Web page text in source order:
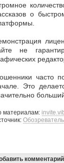
о
не
часто
Это
материалам:
Обозреватель
комментарий